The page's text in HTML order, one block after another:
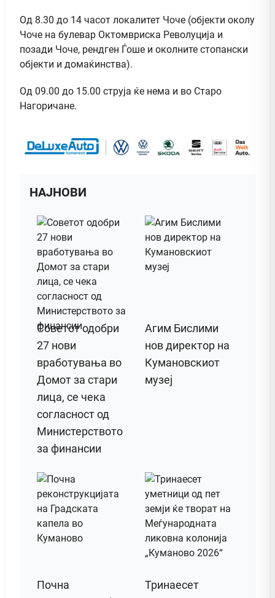
Од 8.30 до 14 часот локалитет Чоче (објекти околу
Чоче на булевар Октомвриска Револуција и
позади Чоче, рендген Ѓоше и околните стопански
објекти и домаќинства).
Од 09.00 до 15.00 струја ќе нема и во Старо
Нагоричане.
НАЈНОВИ
Советот одобри
27 нови
вработувања во
Домот за стари
лица, се чека
согласност од
Министерството
за финансии
Агим Бислими
нов директор на
Кумановскиот
музеј
Почна
Тринаесет